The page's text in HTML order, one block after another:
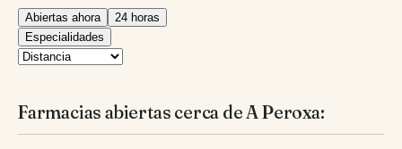
Abiertas ahora
24 horas
Especialidades
Farmacias abiertas cerca de A Peroxa: